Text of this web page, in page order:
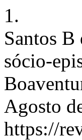
1.
Santos
sócio-
Agosto
https://